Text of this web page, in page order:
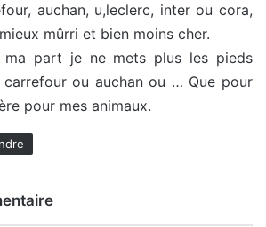
auchan, u,leclerc, inter ou cora,
mûrri et bien moins cher.
ma part je ne mets plus les pieds
carrefour ou auchan ou … Que pour
pour mes animaux.